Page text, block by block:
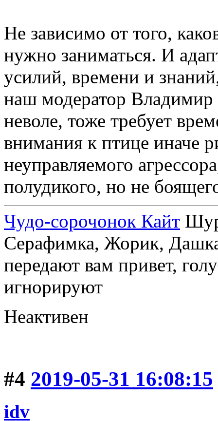
Не зависимо от того,
нужно заниматься. И
усилий, времени и
наш модератор
неволе, тоже требует
внимания к птице иначе
неуправляемого
полудикого, но не
Чудо-сорочонок Кайт
Серафимка, Жорик,
передают вам привет,
игнорируют
Неактивен
#4 2019-05-31 16:08:15
idv